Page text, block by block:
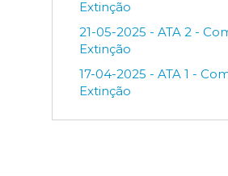
Extinção
21-05-2025 - ATA 2 -
Extinção
17-04-2025 - ATA 1 -
Extinção